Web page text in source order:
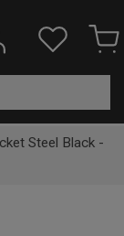
Steel Black -